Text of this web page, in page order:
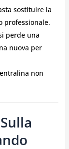
sostituire la
professionale.
perde una
nuova per
non